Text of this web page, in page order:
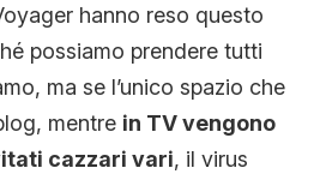
hanno reso questo
possiamo prendere tutti
ma se l’unico spazio che
mentre in TV vengono
cazzari vari, il virus